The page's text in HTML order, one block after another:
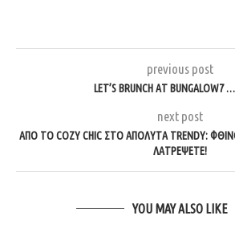
previous post
LET’S BRUNCH AT BUNGALOW7
next post
ΑΠΌ ΤΟ COZY CHIC ΣΤΟ ΑΠΌΛΥΤΑ TRENDY:
ΛΑΤΡΈΨΕΤΕ!
YOU MAY ALSO LIKE